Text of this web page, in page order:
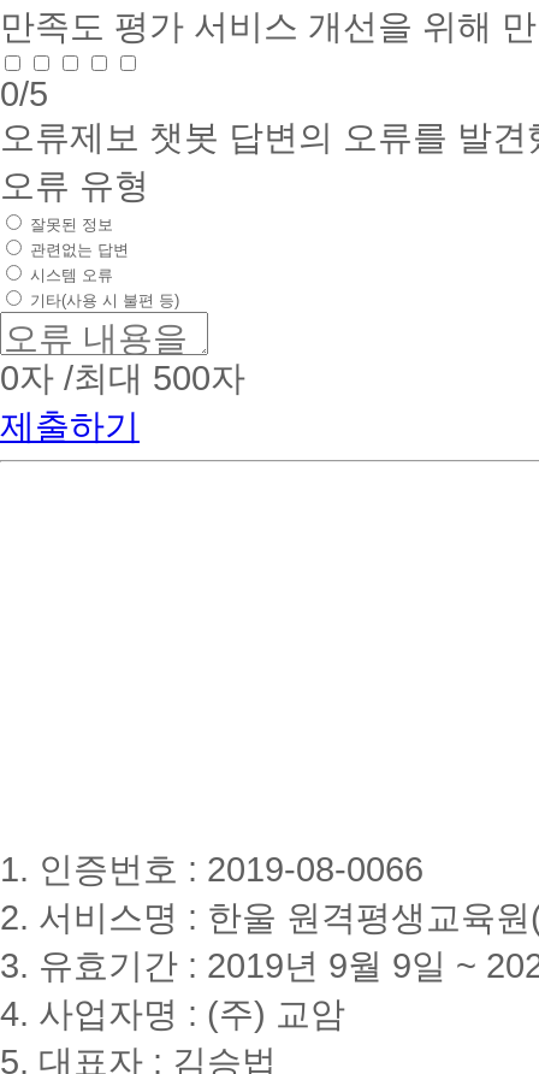
만족도 평가 서비스 개선을 위해
0/5
오류제보 챗봇 답변의 오류를 발
오류 유형
잘못된 정보
관련없는 답변
시스템 오류
기타(사용 시 불편 등)
0자 /최대 500자
제출하기
1. 인증번호 : 2019-08-0066
2. 서비스명 : 한울 원격평생교육
3. 유효기간 : 2019년 9월 9일 ~
4. 사업자명 : (주) 교암
5. 대표자 : 김승법